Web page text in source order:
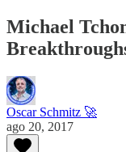
Michael
Oscar Schmitz 🚀
ago 20, 2017